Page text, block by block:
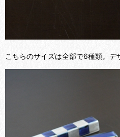
こちらのサイズは全部で6種類。